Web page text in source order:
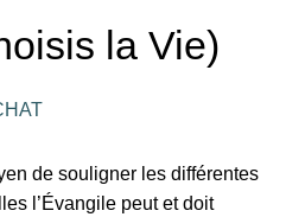
la Vie)
de souligner les différentes
l’Évangile peut et doit